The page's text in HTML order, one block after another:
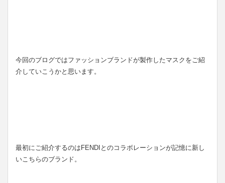
今回のブログではファッションブランドが製作したマスクをご紹
介していこうかと思います。
最初にご紹介するのはFENDIとのコラボレーションが記憶に新し
いこちらのブランド。